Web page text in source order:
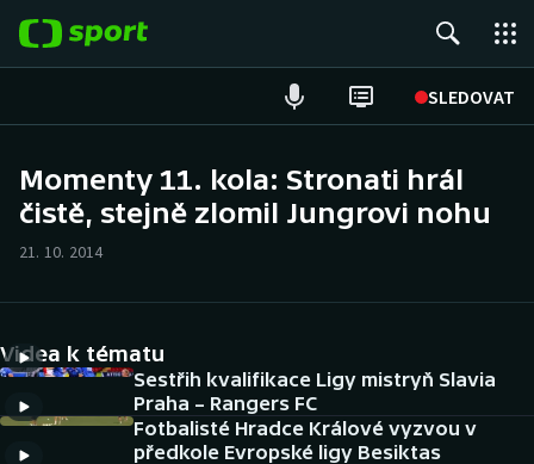
SLEDOVAT
Hokej
Cyklistika
DALŠÍ SPORTY
Momenty 11. kola: Stronati hrál
čistě, stejně zlomil Jungrovi nohu
21. 10. 2014
Videa k tématu
Sestřih kvalifikace Ligy mistryň Slavia
Praha – Rangers FC
Fotbalisté Hradce Králové vyzvou v
předkole Evropské ligy Besiktas